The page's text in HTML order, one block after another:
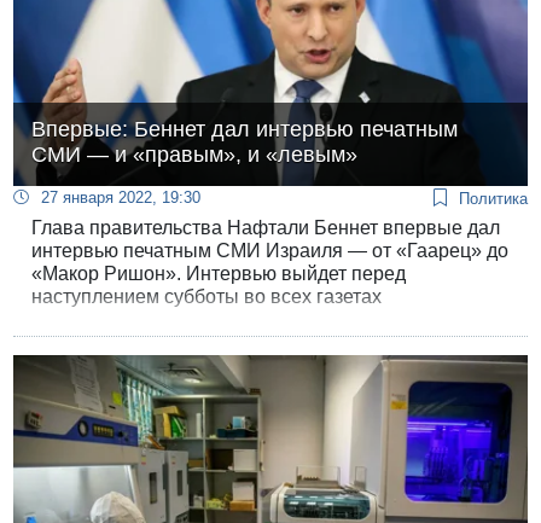
Впервые: Беннет дал интервью печатным
СМИ — и «правым», и «левым»
27 января 2022, 19:30 Политика
Глава правительства Нафтали Беннет впервые дал
интервью печатным СМИ Израиля — от «Гаарец» до
«Макор Ришон». Интервью выйдет перед
наступлением субботы во всех газетах
«правительство перемен» было самым смелым
решением в его жизни.